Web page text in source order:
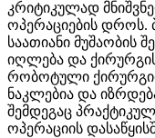
კრიტიკულად
ოპერაციების დროს.
საათიანი მუშაობის
იღლება და
რობოტული
ნაკლებია და
შემდეგაც
ოპერაციის